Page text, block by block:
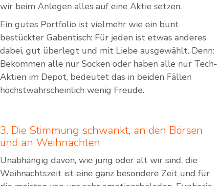
wir beim Anlegen alles auf eine Aktie setzen.
Ein gutes Portfolio ist vielmehr wie ein bunt
bestückter Gabentisch: Für jeden ist etwas anderes
dabei, gut überlegt und mit Liebe ausgewählt. Denn:
Bekommen alle nur Socken oder haben alle nur Tech-
Aktien im Depot, bedeutet das in beiden Fällen
höchstwahrscheinlich wenig Freude.
3. Die Stimmung schwankt, an den Börsen
und an Weihnachten
Unabhängig davon, wie jung oder alt wir sind, die
Weihnachtszeit ist eine ganz besondere Zeit und für